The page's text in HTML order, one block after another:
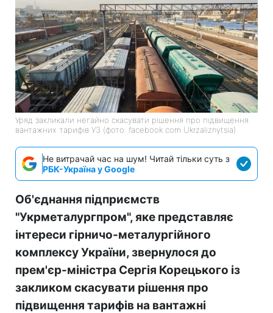
Уряд закликали негайно скасувати рішення про підвищення
вантажних тарифів УЗ (фото: facebook com Ukrzaliznytsia)
Не витрачай час на шум! Читай тільки суть з
РБК-Україна у Google
Об'єднання підприємств
"Укрметалургпром", яке представляє
інтереси гірничо-металургійного
комплексу України, звернулося до
прем'єр-міністра Сергія Корецького із
закликом скасувати рішення про
підвищення тарифів на вантажні